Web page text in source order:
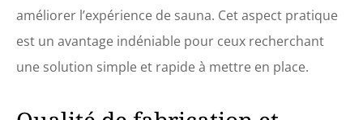
pierres de lave et câble
d'alimentation ne sont pas
garantie à 100% : ce poêle
ans. nous nous engageons
améliorer l’expérience de sauna. Cet aspect pratique
est un avantage indéniable pour ceux recherchant
une solution simple et rapide à mettre en place.